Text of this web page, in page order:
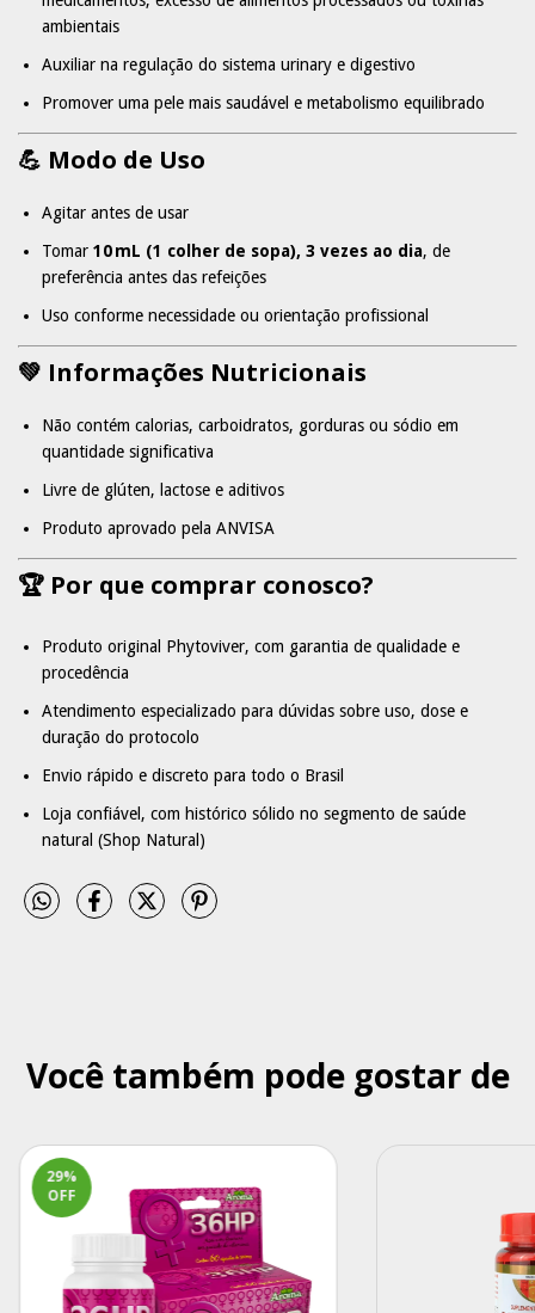
ambientais
Auxiliar na regulação do sistema urinary e digestivo
Promover uma pele mais saudável e metabolismo equilibrado
💪 Modo de Uso
Agitar antes de usar
Tomar 10 mL (1 colher de sopa), 3 vezes ao dia, de
preferência antes das refeições
Uso conforme necessidade ou orientação profissional
💚 Informações Nutricionais
Não contém calorias, carboidratos, gorduras ou sódio em
quantidade significativa
Livre de glúten, lactose e aditivos
Produto aprovado pela ANVISA
🏆 Por que comprar conosco?
Produto original Phytoviver, com garantia de qualidade e
procedência
Atendimento especializado para dúvidas sobre uso, dose e
duração do protocolo
Envio rápido e discreto para todo o Brasil
Loja confiável, com histórico sólido no segmento de saúde
natural (Shop Natural)
Você também pode gostar de
29%
OFF